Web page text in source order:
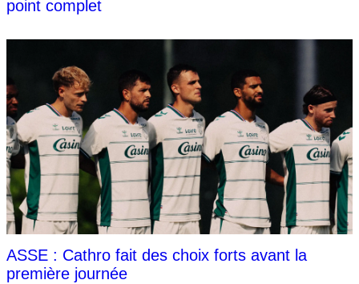
point complet
ASSE : Cathro fait des choix forts avant la
première journée